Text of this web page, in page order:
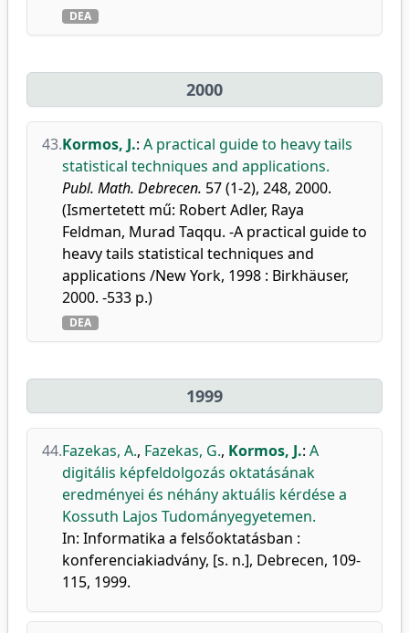
DEA
2000
43.Kormos, J.: A practical guide to heavy tails
statistical techniques and applications.
Publ. Math. Debrecen. 57 (1-2), 248, 2000.
(Ismertetett mű: Robert Adler, Raya
Feldman, Murad Taqqu. -A practical guide to
heavy tails statistical techniques and
applications /New York, 1998 : Birkhäuser,
2000. -533 p.)
DEA
1999
44.Fazekas, A., Fazekas, G., Kormos, J.: A
digitális képfeldolgozás oktatásának
eredményei és néhány aktuális kérdése a
Kossuth Lajos Tudományegyetemen.
In: Informatika a felsőoktatásban :
konferenciakiadvány, [s. n.], Debrecen, 109-
115, 1999.